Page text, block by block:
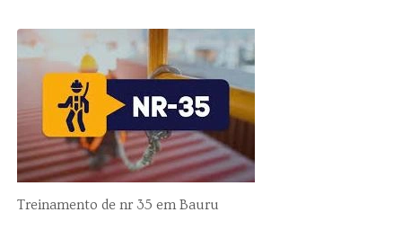
Treinamento de nr 35 em Bauru